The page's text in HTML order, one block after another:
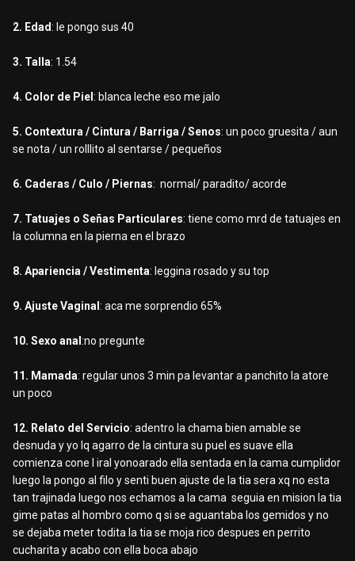
2. Edad: le pongo sus 40
3. Talla: 1.54
4. Color de Piel : blanca leche eso me jalo
5. Contextura / Cintura / Barriga / Senos: un poco gruesita / aun
se nota / un rolllito al sentarse / pequeños
6. Caderas / Culo / Piernas: normal/ paradito/ acorde
7. Tatuajes o Señas Particulares: tiene como mrd de tatuajes en
la columna en la pierna en el brazo
8. Apariencia / Vestimenta: leggina rosado y su top
9. Ajuste Vaginal : aca me sorprendio 65%
10. Sexo anal :no pregunte
11. Mamada: regular unos 3 min pa levantar a panchito la atore
un poco
12. Relato del Servicio: adentro la chama bien amable se
desnuda y yo lq agarro de la cintura su puel es suave ella
comienza cone l iral yonoarado ella sentada en la cama cumplidor
luego la pongo al filo y senti buen ajuste de la tia sera xq no esta
tan trajinada luego nos echamos a la cama seguia en mision la tia
gime patas al hombro como q si se aguantaba los gemidos y no
se dejaba meter todita la tia se moja rico despues en perrito
cucharita y acabo con ella boca abajo